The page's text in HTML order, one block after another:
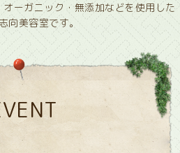
ーガニック・無添加などを使用した
向美容室です。